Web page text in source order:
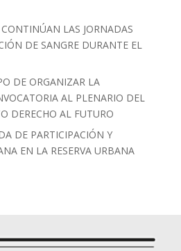
LAS JORNADAS
DE SANGRE DURANTE EL
DE ORGANIZAR LA
AL PLENARIO DEL
DERECHO AL FUTURO
DE PARTICIPACIÓN Y
EN LA RESERVA URBANA